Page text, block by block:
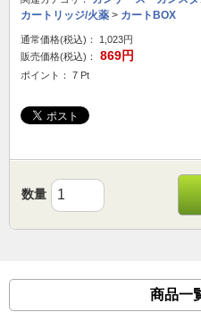
カートリッジ/火薬 > カートBOX
通常価格(税込)：
1,023円
販売価格(税込)：
869円
ポイント： 7 Pt
数量
商品一